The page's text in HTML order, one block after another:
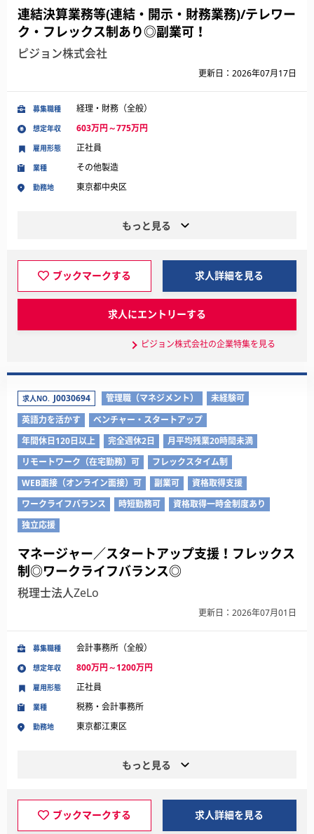
連結決算業務等(連結・開示・財務業務)/テレワー
ク・フレックス制あり◎副業可！
ピジョン株式会社
更新日：2026年07月17日
募集職種 経理・財務（全般）
想定年収 603万円～775万円
業種 その他製造
勤務地 東京都中央区
雇用形態 正社員
もっと見る
ブックマークする 求人詳細を見る
求人にエントリーする
ピジョン株式会社の企業特集を見る
求人NO. J0030694 管理職（マネジメント）
未経験可
英語力を活かす
ベンチャー・スタートアップ
年間休日120日以上
完全週休2日
月平均残業20時間未満
リモートワーク（在宅勤務）可
フレックスタイム制
WEB面接（オンライン面接）可
副業可
資格取得支援
ワークライフバランス
時短勤務可
資格取得一時金制度あり
独立応援
マネージャー／スタートアップ支援！フレックス
制◎ワークライフバランス◎
税理士法人ZeLo
更新日：2026年07月01日
募集職種 会計事務所（全般）
想定年収 800万円～1200万円
業種 税務・会計事務所
勤務地 東京都江東区
雇用形態 正社員
もっと見る
ブックマークする 求人詳細を見る